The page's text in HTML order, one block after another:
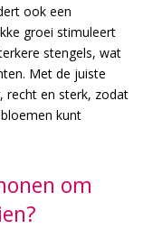
ook een
groei stimuleert
stengels, wat
Met de juiste
recht en sterk, zodat
kunt
om